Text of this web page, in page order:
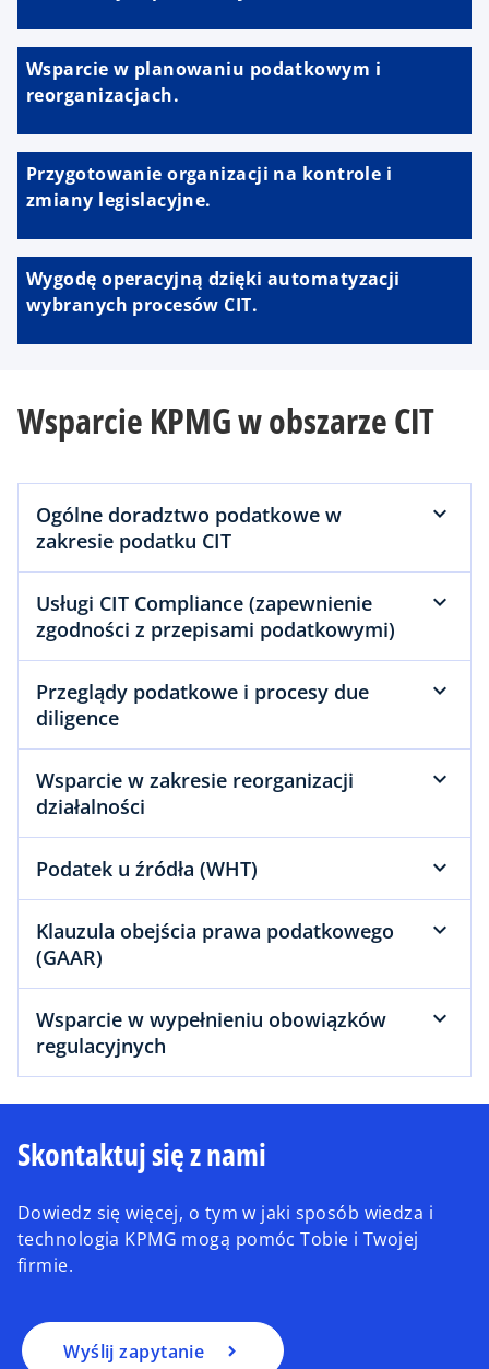
Wsparcie w planowaniu podatkowym i
reorganizacjach.
Przygotowanie organizacji na kontrole i
zmiany legislacyjne.
Wygodę operacyjną dzięki automatyzacji
wybranych procesów CIT.
Wsparcie KPMG w obszarze CIT
Ogólne doradztwo podatkowe w
zakresie podatku CIT
Usługi CIT Compliance (zapewnienie
zgodności z przepisami podatkowymi)
Przeglądy podatkowe i procesy due
diligence
Wsparcie w zakresie reorganizacji
działalności
Podatek u źródła (WHT)
Klauzula obejścia prawa podatkowego
(GAAR)
Wsparcie w wypełnieniu obowiązków
regulacyjnych
Skontaktuj się z nami
Dowiedz się więcej, o tym w jaki sposób wiedza i
technologia KPMG mogą pomóc Tobie i Twojej
firmie.
Wyślij zapytanie